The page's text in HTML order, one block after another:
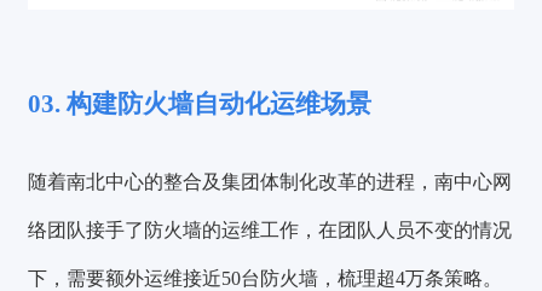
03. 构建防火墙自动化运维场景
随着南北中心的整合及集团体制化改革的进程，南中心网
络团队接手了防火墙的运维工作，在团队人员不变的情况
下，需要额外运维接近50台防火墙，梳理超4万条策略。